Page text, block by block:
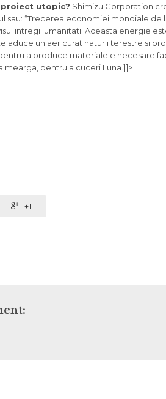
proiect utopic? Shimizu Corporation
sau: “Trecerea economiei mondiale de
intregii umanitati. Aceasta energie
aduce un aer curat naturii terestre si
a produce materialele necesare
mearga, pentru a cuceri Luna.]]>
 +1